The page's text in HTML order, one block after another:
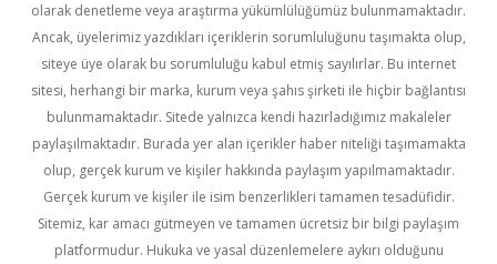
olarak denetleme veya araştırma yükümlülüğümüz bulunmamaktadır.
Ancak, üyelerimiz yazdıkları içeriklerin sorumluluğunu taşımakta olup,
siteye üye olarak bu sorumluluğu kabul etmiş sayılırlar. Bu internet
sitesi, herhangi bir marka, kurum veya şahıs şirketi ile hiçbir bağlantısı
bulunmamaktadır. Sitede yalnızca kendi hazırladığımız makaleler
paylaşılmaktadır. Burada yer alan içerikler haber niteliği taşımamakta
olup, gerçek kurum ve kişiler hakkında paylaşım yapılmamaktadır.
Gerçek kurum ve kişiler ile isim benzerlikleri tamamen tesadüfidir.
Sitemiz, kar amacı gütmeyen ve tamamen ücretsiz bir bilgi paylaşım
platformudur. Hukuka ve yasal düzenlemelere aykırı olduğunu